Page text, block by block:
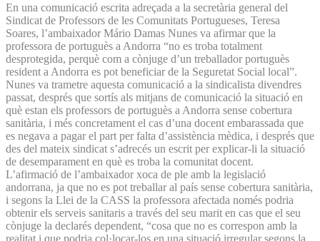
En una comunicació escrita adreçada a la secretària general del
Sindicat de Professors de les Comunitats Portugueses, Teresa
Soares, l’ambaixador Mário Damas Nunes va afirmar que la
professora de portuguès a Andorra “no es troba totalment
desprotegida, perquè com a cònjuge d’un treballador portuguès
resident a Andorra es pot beneficiar de la Seguretat Social local”.
Nunes va trametre aquesta comunicació a la sindicalista divendres
passat, després que sortís als mitjans de comunicació la situació en
què estan els professors de portuguès a Andorra sense cobertura
sanitària, i més concretament el cas d’una docent embarassada que
es negava a pagar el part per falta d’assistència mèdica, i després que
des del mateix sindicat s’adrecés un escrit per explicar-li la situació
de desemparament en què es troba la comunitat docent.
L’afirmació de l’ambaixador xoca de ple amb la legislació
andorrana, ja que no es pot treballar al país sense cobertura sanitària,
i segons la Llei de la CASS la professora afectada només podria
obtenir els serveis sanitaris a través del seu marit en cas que el seu
cònjuge la declarés dependent, “cosa que no es correspon amb la
realitat i que podria col·locar-los en una situació irregular segons la